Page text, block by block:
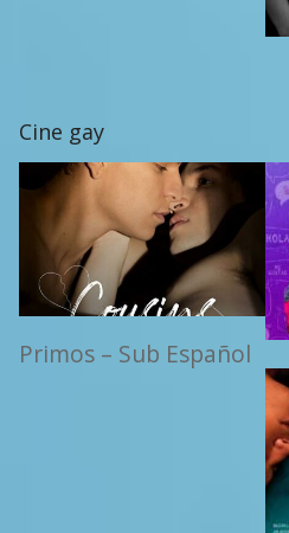
Cine gay
Primos – Sub Español